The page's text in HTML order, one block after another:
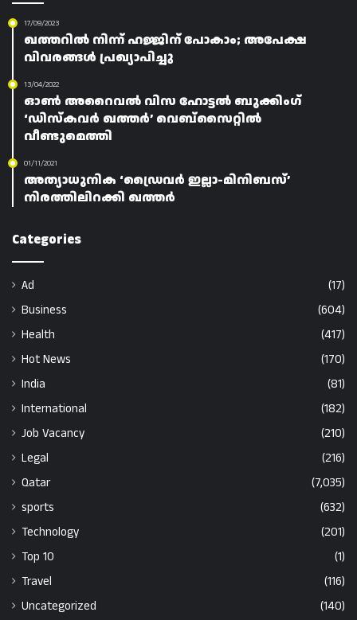
17/09/2023
ഖത്തറിൽ നിന്ന് ഹജ്ജിന് പോകാം; അപേക്ഷ
വിവരങ്ങൾ പ്രഖ്യാപിച്ചു
13/04/2022
ഓൺ അറൈവൽ വിസ ഹോട്ടൽ ബുക്കിംഗ്
‘ഡിസ്‌കവർ ഖത്തർ’ വെബ്‌സൈറ്റിൽ
വീണ്ടുമെത്തി
01/11/2021
അത്യാധുനിക ‘ഡ്രൈവർ ഇല്ലാ-മിനിബസ്’
നിരത്തിലിറക്കി ഖത്തർ
Categories
Ad
(17)
Business
(604)
Health
(417)
Hot News
(170)
India
(81)
International
(182)
Job Vacancy
(210)
Legal
(216)
Qatar
(7,035)
sports
(632)
Technology
(201)
Top 10
(1)
Travel
(116)
Uncategorized
(140)